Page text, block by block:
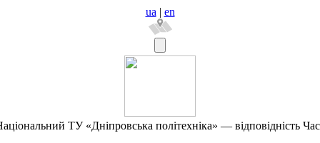
ua | en
ТУ «Дніпровська політехніка» — відповідність